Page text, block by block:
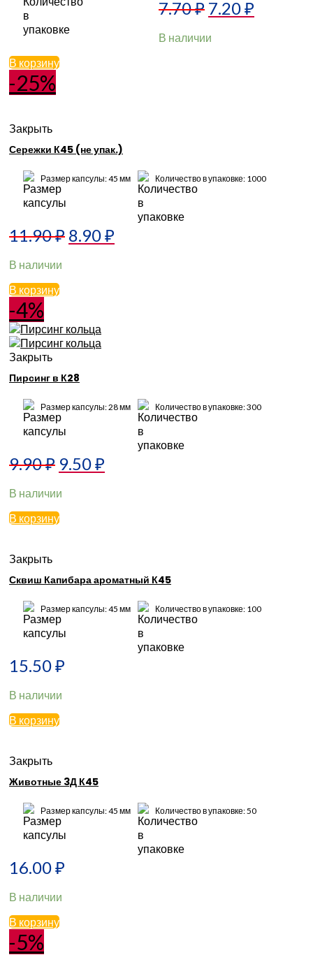
7.70₽ 7.20₽
В наличии
В корзину
-25%
Закрыть
Сережки К45 (не упак.)
Размер капсулы: 45 мм Количество в упаковке: 1000
11.90₽ 8.90₽
В наличии
В корзину
-4%
Закрыть
Пирсинг в К28
Размер капсулы: 28 мм Количество в упаковке: 300
9.90₽ 9.50₽
В наличии
В корзину
Закрыть
Сквиш Капибара ароматный К45
Размер капсулы: 45 мм Количество в упаковке: 100
15.50₽
В наличии
В корзину
Закрыть
Животные 3Д К45
Размер капсулы: 45 мм Количество в упаковке: 50
16.00₽
В наличии
В корзину
-5%